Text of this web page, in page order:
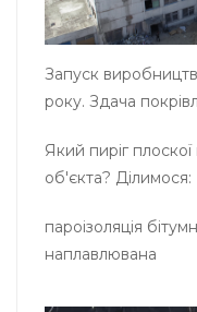
Запуск
року. Здача
Який пиріг
об'єкта? Ділимося:
пароізоляція
наплавлювана